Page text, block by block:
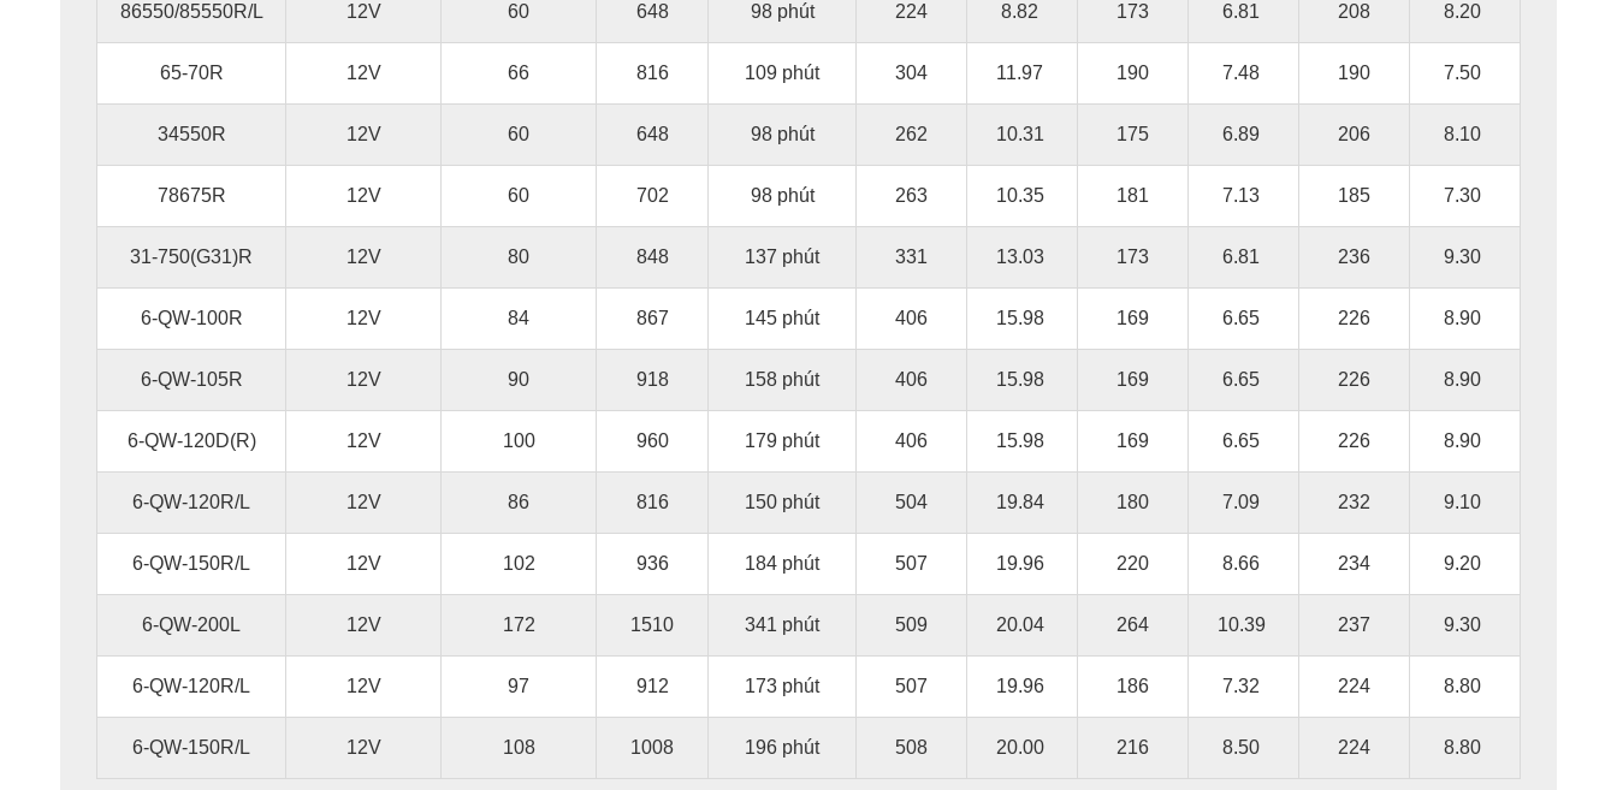
86550/85550R/L 12V 60 648 98 phút 224 8.82 173 6.81 208 8.20
65-70R 12V 66 816 109 phút 304 11.97 190 7.48 190 7.50
34550R 12V 60 648 98 phút 262 10.31 175 6.89 206 8.10
78675R 12V 60 702 98 phút 263 10.35 181 7.13 185 7.30
31-750(G31)R 12V 80 848 137 phút 331 13.03 173 6.81 236 9.30
6-QW-100R 12V 84 867 145 phút 406 15.98 169 6.65 226 8.90
6-QW-105R 12V 90 918 158 phút 406 15.98 169 6.65 226 8.90
6-QW-120D(R) 12V 100 960 179 phút 406 15.98 169 6.65 226 8.90
6-QW-120R/L 12V 86 816 150 phút 504 19.84 180 7.09 232 9.10
6-QW-150R/L 12V 102 936 184 phút 507 19.96 220 8.66 234 9.20
6-QW-200L 12V 172 1510 341 phút 509 20.04 264 10.39 237 9.30
6-QW-120R/L 12V 97 912 173 phút 507 19.96 186 7.32 224 8.80
6-QW-150R/L 12V 108 1008 196 phút 508 20.00 216 8.50 224 8.80